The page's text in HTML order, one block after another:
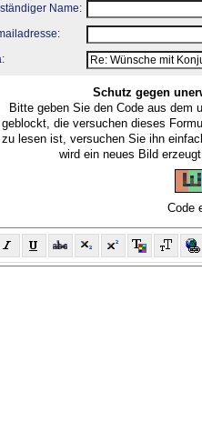
Name:
Schutz gegen
Bitte geben Sie den Code aus dem
geblockt, die versuchen dieses
zu lesen ist, versuchen Sie ihn
wird ein neues Bild
Code